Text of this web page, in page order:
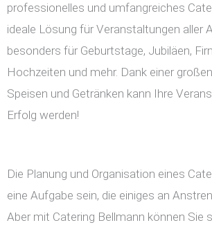
professionelles und umfangreiches
ideale Lösung für Veranstaltungen aller
besonders für Geburtstage, Jubiläen,
Hochzeiten und mehr. Dank einer
Speisen und Getränken kann Ihre
Erfolg werden!
Die Planung und Organisation eines
eine Aufgabe sein, die einiges an
Aber mit Catering Bellmann können Sie